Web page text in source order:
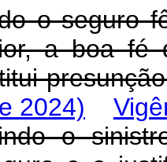
o seguro
a boa fé
2024)
o